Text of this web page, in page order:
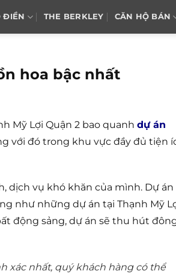
ĐIỀN THE BERKLEY CĂN HỘ BÁN
hoa bậc nhất
Mỹ Lợi Quận 2 bao quanh dự án
với đó trong khu vực đầy đủ tiện
dịch vụ khó khăn của mình. Dự án
như những dự án tại Thạnh Mỹ
động sảng, dự án sẽ thu hút
xác nhất, quý khách hàng có thể